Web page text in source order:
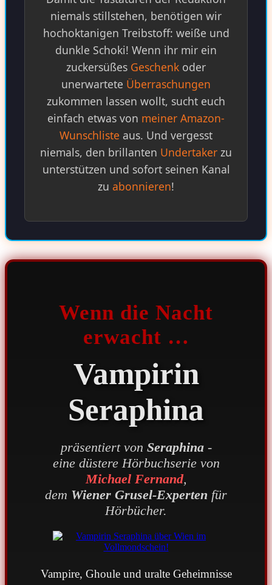
niemals stillstehen, benötigen wir
hochoktanigen Treibstoff: weiße und
dunkle Schoki! Wenn ihr mir ein
zuckersüßes Geschenk oder
unerwartete Überraschungen
zukommen lassen wollt, sucht euch
einfach etwas von meiner Amazon-
Wunschliste aus. Und vergesst
niemals, den brillanten Undertaker zu
unterstützen und sofort seinen Kanal
zu abonnieren!
Wenn die Nacht
erwacht …
Vampirin
Seraphina
präsentiert von Seraphina-
eine düstere Hörbuchserie von
Michael Fernand,
dem Wiener Grusel-Experten für
Hörbücher.
Vampire, Ghoule und uralte Geheimnisse